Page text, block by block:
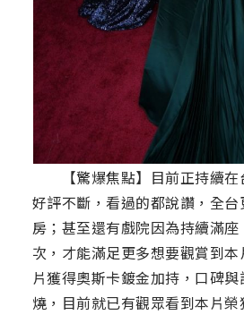
【驚爆焦點】目前正持續在
好評不斷，看過的都說讚，全
房；甚至還有戲院因為持續滿
次，才能滿足更多想要觀賞到
片獲得奧斯卡鍍金加持，口碑
燒，目前就已有觀眾看到本片